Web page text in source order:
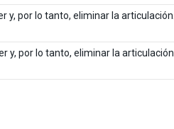
y, por lo tanto, eliminar la articulación.
y, por lo tanto, eliminar la articulación.